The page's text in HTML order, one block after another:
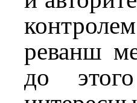
реванш
до